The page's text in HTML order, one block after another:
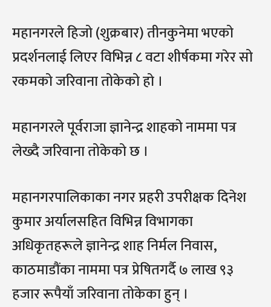
महानगरले हिजो (शुक्रबार) तीनकुनेमा भएको
प्रदर्शनलाई लिएर विभिन्न ८ वटा शीर्षकमा गरेर सो
रकमको जरिवाना तोकेको हो ।
महानगरले पूर्वराजा ज्ञानेन्द्र शाहको नाममा पत्र
लेख्दै जरिवाना तोकेको छ ।
महानगरपालिकाका नगर प्रहरी उपरीक्षक दिनेश
कुमार अर्यालसहित विभिन्न विभागका
अधिकृतहरूले ज्ञानेन्द्र शाह निर्मल निवास,
काठमाडौंका नाममा पत्र प्रेषितगर्दै ७ लाख ९३
हजार रूपैयाँ जरिवाना तोकेका हुन् ।